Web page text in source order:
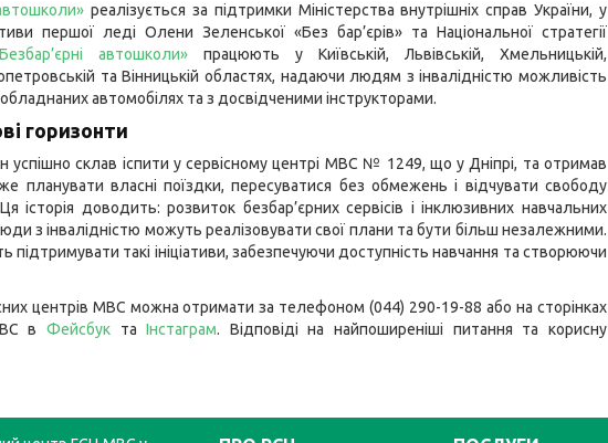
реалізується за підтримки Міністерства внутрішніх справ України, у
першої леді Олени Зеленської «Без бар’єрів» та Національної стратегії
автошколи»працюють у Київській, Львівській, Хмельницькій,
та Вінницькій областях, надаючи людям з інвалідністю можливість
автомобілях та з досвідченими інструкторами.
горизонти
успішно склав іспити у сервісному центрі МВС № 1249, що у Дніпрі, та отримав
планувати власні поїздки, пересуватися без обмежень і відчувати свободу
історія доводить: розвиток безбар’єрних сервісів і інклюзивних навчальних
з інвалідністю можуть реалізовувати свої плани та бути більш незалежними.
такі ініціативи, забезпечуючи доступність навчання та створюючи
центрів МВС можна отримати за телефоном (044) 290-19-88 або на сторінках
МВС вФейсбук таІнстаграм. Відповіді на найпоширеніші питання та корисну